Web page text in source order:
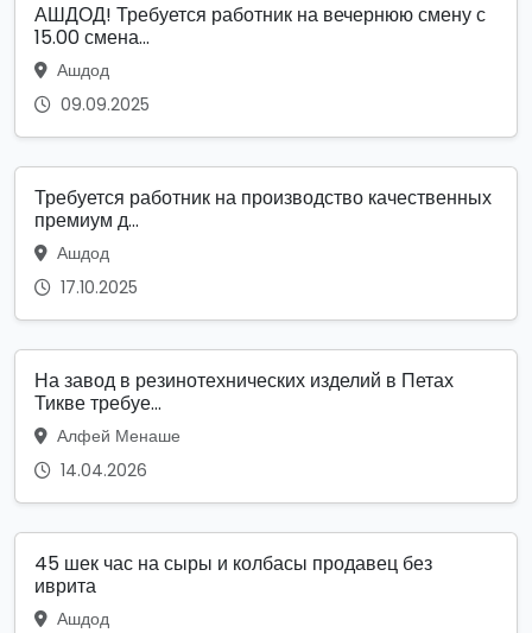
АШДОД! Требуется работник на вечернюю смену с
15.00 смена...
Ашдод
09.09.2025
Требуется работник на производство качественных
премиум д...
Ашдод
17.10.2025
На завод в резинотехнических изделий в Петах
Тикве требуе...
Алфей Менаше
14.04.2026
45 шек час на сыры и колбасы продавец без
иврита
Ашдод